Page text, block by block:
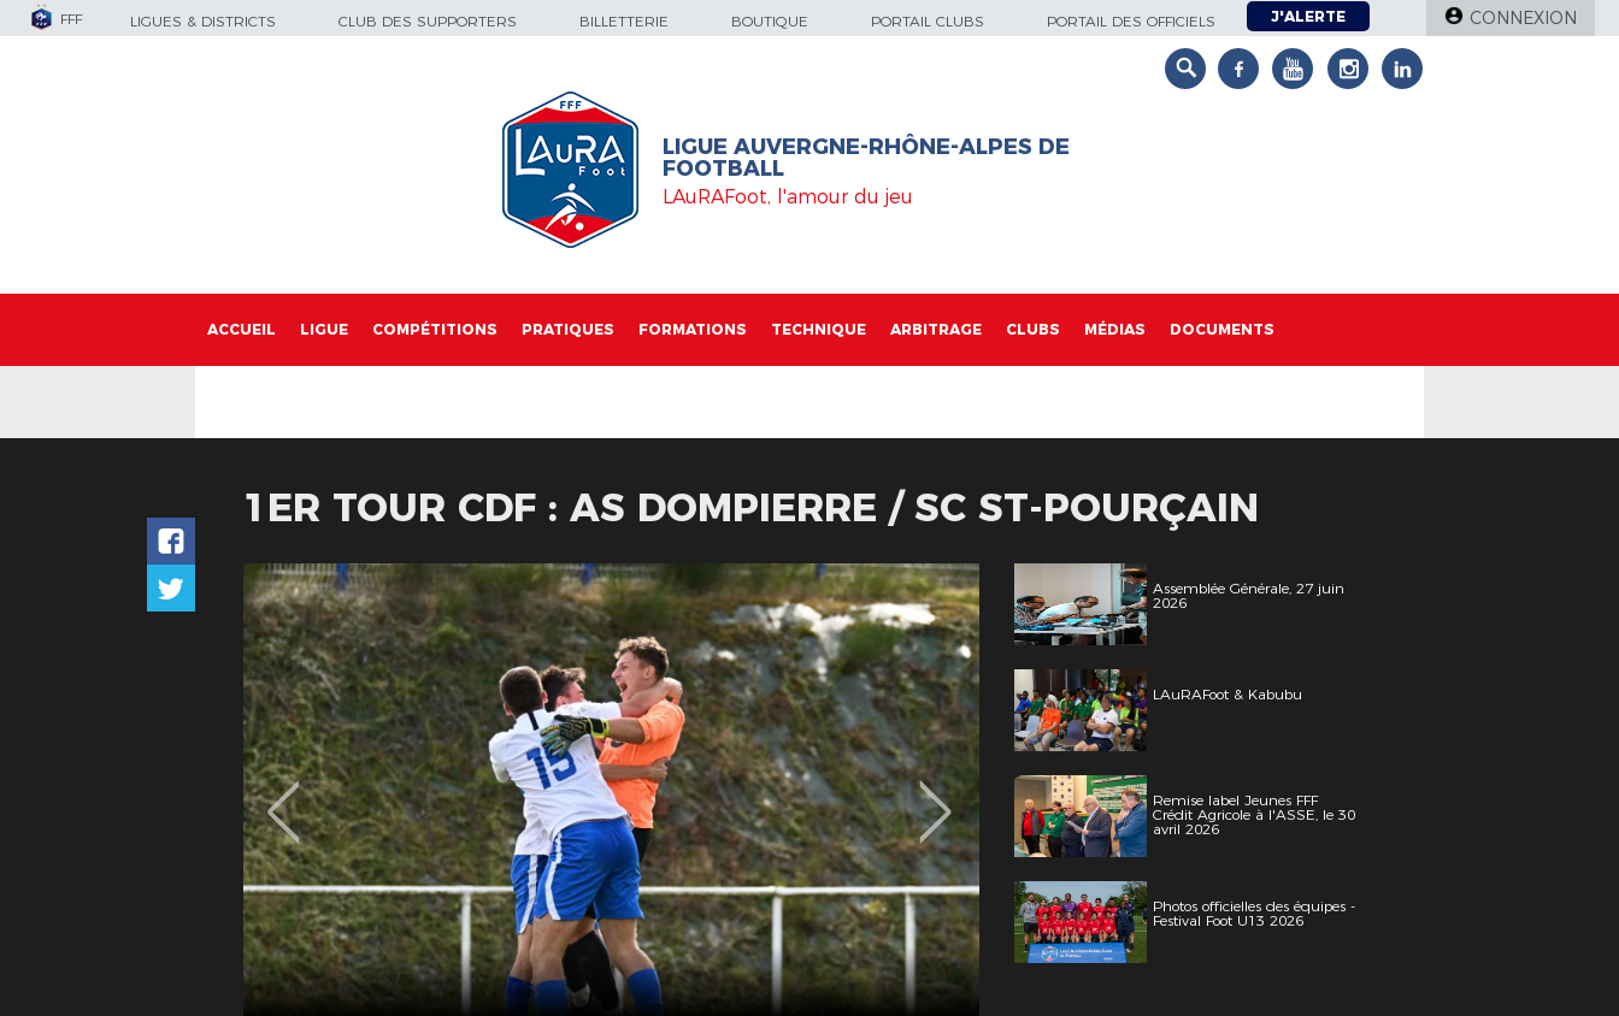
FFF LIGUES & DISTRICTS CLUB DES SUPPORTERS BILLETTERIE BOUTIQUE PORTAIL CLUBS PORTAIL DES OFFICIELS J'ALERTE CONNEXION
LIGUE AUVERGNE-RHÔNE-ALPES DE
FOOTBALL
LAuRAFoot, l'amour du jeu
ACCUEIL LIGUE COMPÉTITIONS PRATIQUES FORMATIONS TECHNIQUE ARBITRAGE CLUBS MÉDIAS DOCUMENTS
1ER TOUR CDF : AS DOMPIERRE / SC ST-POURÇAIN
Assemblée Générale, 27 juin
2026
LAuRAFoot & Kabubu
Remise label Jeunes FFF
Crédit Agricole à l'ASSE, le 30
avril 2026
Photos officielles des équipes -
Festival Foot U13 2026